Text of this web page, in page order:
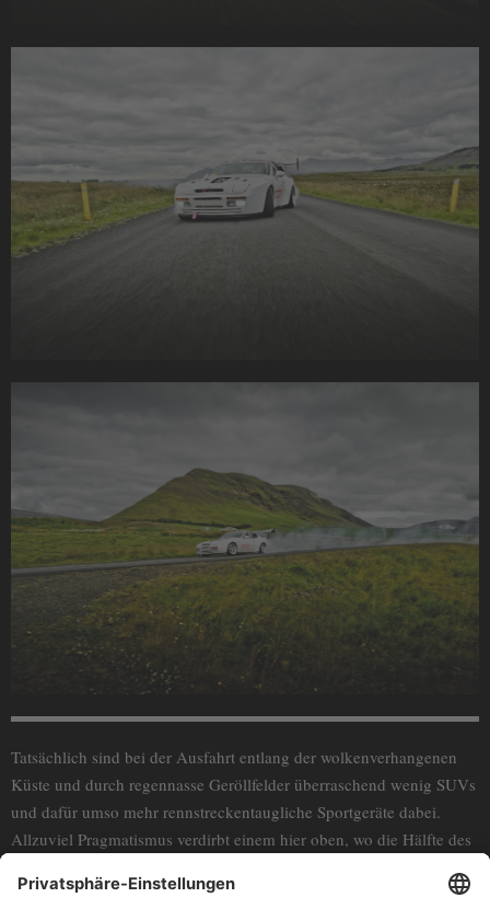
Tatsächlich sind bei der Ausfahrt entlang der wolkenverhangenen
Küste und durch regennasse Geröllfelder überraschend wenig SUVs
und dafür umso mehr rennstreckentaugliche Sportgeräte dabei.
Allzuviel Pragmatismus verdirbt einem hier oben, wo die Hälfte des
einem G-Modell aus den 1980er Jahren, einem fristierten 964,